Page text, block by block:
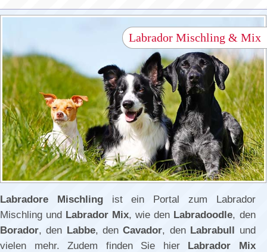
Labradore Mischlingist ein Portal zum Labrador
Mischling und Labrador Mix, wie den Labradoodle, den
Borador, den Labbe, denCavador, den Labrabull und
vielen mehr. Zudem finden Sie hier Labrador Mix
Labrador Mischling & Mix